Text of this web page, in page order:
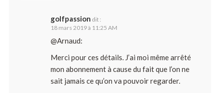
golfpassion dit :
18 mars 2019 à 11:25 AM
@Arnaud:
Merci pour ces détails. J’ai moi même arrêté
mon abonnement à cause du fait que l’on ne
sait jamais ce qu’on va pouvoir regarder.